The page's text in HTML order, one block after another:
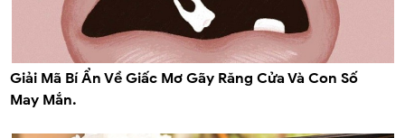
Giải Mã Bí Ẩn Về Giấc Mơ Gãy Răng Cửa Và Con Số
May Mắn.